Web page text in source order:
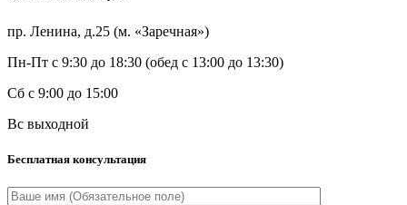
пр. Ленина, д.25 (м. «Заречная»)
Пн-Пт с 9:30 до 18:30 (обед с 13:00 до 13:30)
Сб с 9:00 до 15:00
Вс выходной
Бесплатная консультация